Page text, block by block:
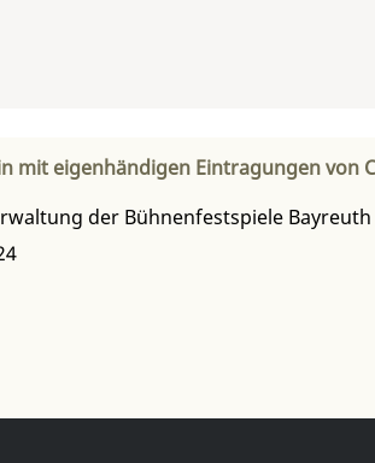
mit eigenhändigen Eintragungen von
der Bühnenfestspiele Bayreuth